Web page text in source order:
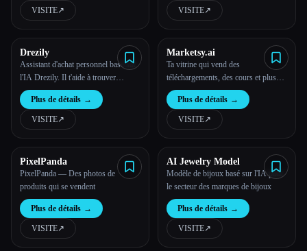
VISITE↗︎ VISITE↗︎
Drezily
Assistant d'achat personnel basé sur
l'IA Drezily. Il t'aide à trouver
exactement ce que tu recherches
parmi des millions de produits et de
nombreuses boutiques grâce à des
fonctionnalités telles que la recherche
d'images.
Plus de détails →
VISITE↗︎
Marketsy.ai
Ta vitrine qui vend des
téléchargements, des cours et plus
encore
Plus de détails →
VISITE↗︎
PixelPanda
PixelPanda — Des photos de
produits qui se vendent
Plus de détails →
VISITE↗︎
AI Jewelry Model
Modèle de bijoux basé sur l'IA pour
le secteur des marques de bijoux
Plus de détails →
VISITE↗︎